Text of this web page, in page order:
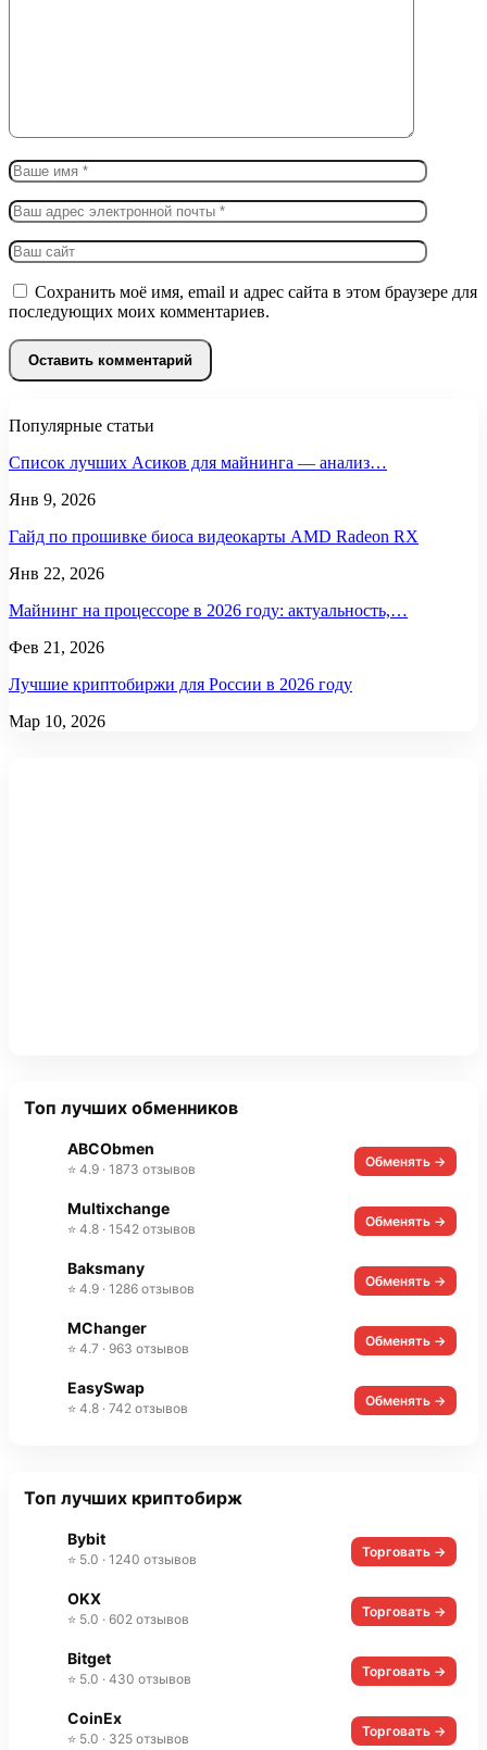
Сохранить моё имя, email и адрес сайта в этом браузере для
последующих моих комментариев.
Популярные статьи
Список лучших Асиков для майнинга — анализ…
Янв 9, 2026
Гайд по прошивке биоса видеокарты AMD Radeon RX
Янв 22, 2026
Майнинг на процессоре в 2026 году: актуальность,…
Фев 21, 2026
Лучшие криптобиржи для России в 2026 году
Мар 10, 2026
Топ лучших обменников
ABCObmen
⭐ 4.9 · 1873 отзывов Обменять →
Multixchange
⭐ 4.8 · 1542 отзывов Обменять →
Baksmany
⭐ 4.9 · 1286 отзывов Обменять →
MChanger
⭐ 4.7 · 963 отзывов Обменять →
EasySwap
⭐ 4.8 · 742 отзывов Обменять →
Топ лучших криптобирж
Bybit
⭐ 5.0 · 1240 отзывов Торговать →
OKX
⭐ 5.0 · 602 отзывов Торговать →
Bitget
⭐ 5.0 · 430 отзывов Торговать →
CoinEx
⭐ 5.0 · 325 отзывов Торговать →